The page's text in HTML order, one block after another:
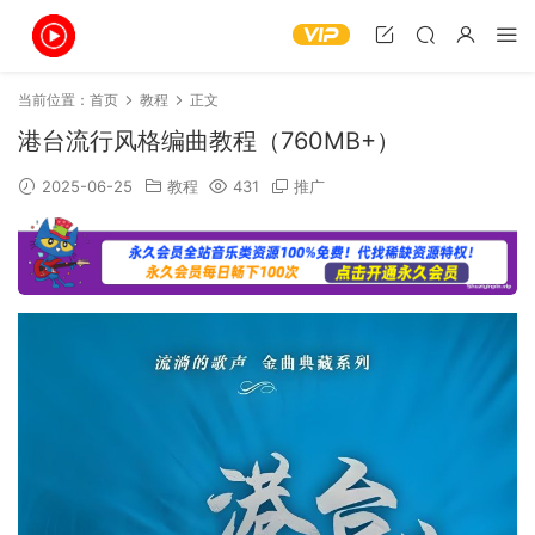
当前位置： 首页 教程 正文
港台流行风格编曲教程（760MB+）
2025-06-25 教程 431 推广